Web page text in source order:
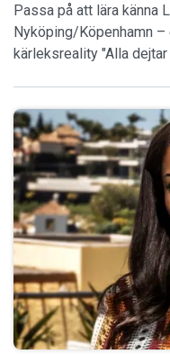
Passa på att lära känna
Nyköping/Köpenhamn –
kärleksreality "Alla dejtar